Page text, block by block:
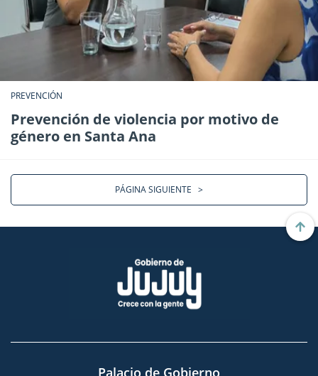
PREVENCIÓN
Prevención de violencia por motivo de
género en Santa Ana
PÁGINA SIGUIENTE >
Palacio de Gobierno